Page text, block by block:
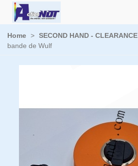
Home > SECOND HAND - CLEARANCE
bande de Wulf